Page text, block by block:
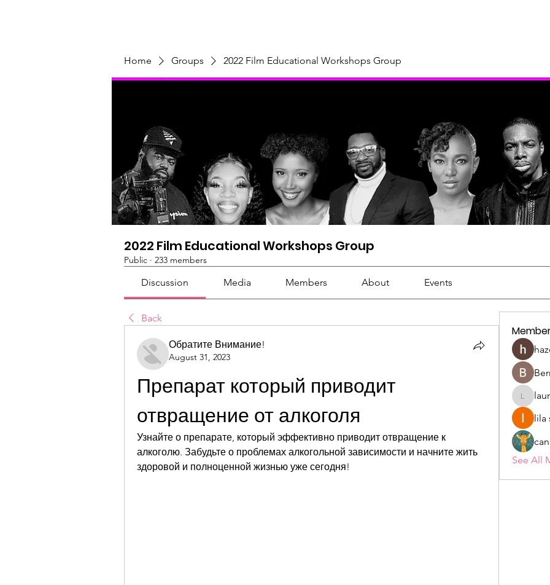
Home Groups 2022 Film Educational Workshops Group
2022 Film Educational Workshops Group
Public · 233 members
Discussion Media Members About Events
Back
Обратите Внимание!
August 31, 2023
Препарат который приводит
отвращение от алкоголя
Узнайте о препарате, который эффективно приводит отвращение к
алкоголю. Забудьте о проблемах алкогольной зависимости и начните жить
здоровой и полноценной жизнью уже сегодня!
lila
See All